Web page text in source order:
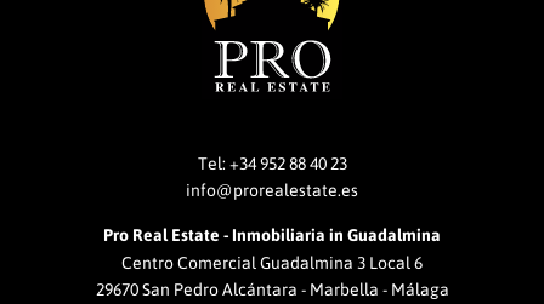
Tel: +34 952 88 40 23
info@prorealestate.es
Pro Real Estate - Inmobiliaria in Guadalmina
Centro Comercial Guadalmina 3 Local 6
29670 San Pedro Alcántara - Marbella - Málaga